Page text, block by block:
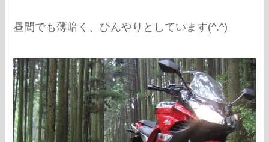
昼間でも薄暗く、ひんやりとしています(^.^)